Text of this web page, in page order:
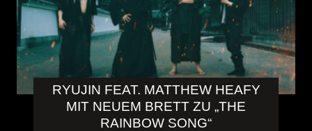
RYUJIN FEAT. MATTHEW HEAFY
MIT NEUEM BRETT ZU „THE
RAINBOW SONG“